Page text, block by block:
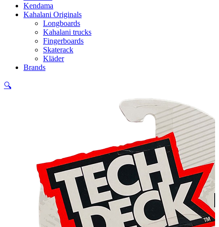
Kendama
Kahalani Originals
Longboards
Kahalani trucks
Fingerboards
Skaterack
Kläder
Brands
🔍